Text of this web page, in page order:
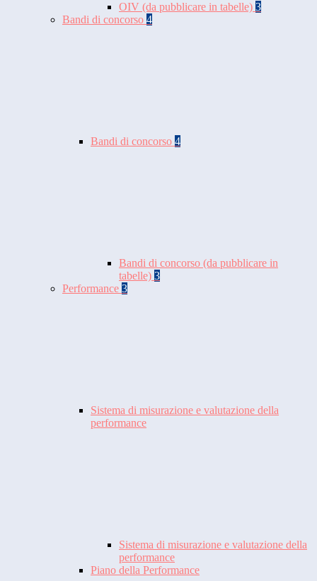
OIV (da pubblicare in tabelle) 3
Bandi di concorso 4
Bandi di concorso 4
Bandi di concorso (da pubblicare in
tabelle) 3
Performance 3
Sistema di misurazione e valutazione della
performance
Sistema di misurazione e valutazione della
performance
Piano della Performance